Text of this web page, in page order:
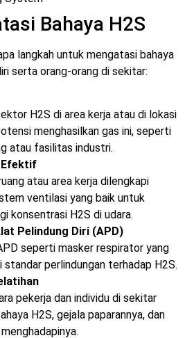
Bahaya H2S
langkah untuk mengatasi bahaya
serta orang-orang di sekitar:
H2S di area kerja atau di lokasi
menghasilkan gas ini, seperti
atau fasilitas industri.
Efektif
atau area kerja dilengkapi
ventilasi yang baik untuk
konsentrasi H2S di udara.
Pelindung Diri (APD)
seperti masker respirator yang
standar perlindungan terhadap H2S.
pekerja dan individu di sekitar
H2S, gejala paparannya, dan